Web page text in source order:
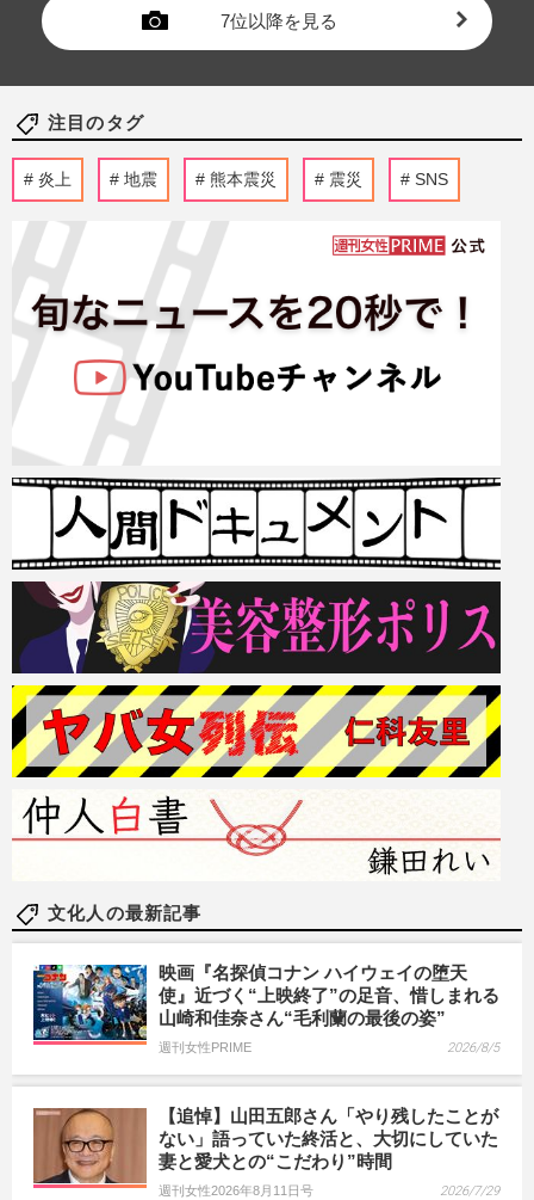
7位以降を見る
注目のタグ
炎上 地震 熊本震災 震災 SNS
文化人の最新記事
映画『名探偵コナン ハイウェイの堕天
使』近づく“上映終了”の足音、惜しまれる
山崎和佳奈さん“毛利蘭の最後の姿”
週刊女性PRIME 2026/8/5
【追悼】山田五郎さん「やり残したことが
ない」語っていた終活と、大切にしていた
妻と愛犬との“こだわり”時間
週刊女性2026年8月11日号 2026/7/29